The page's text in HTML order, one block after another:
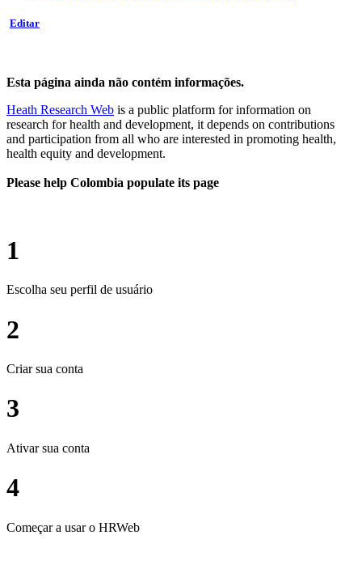
Editar
Esta página ainda não contém informações.
Heath Research Web is a public platform for information on
research for health and development, it depends on contributions
and participation from all who are interested in promoting health,
health equity and development.
Please help Colombia populate its page
1
Escolha seu perfil de usuário
2
Criar sua conta
3
Ativar sua conta
4
Começar a usar o HRWeb